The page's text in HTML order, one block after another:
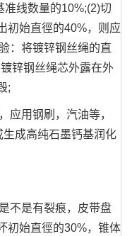
线数量的10%;(2)切
初始直徑的40%，则应
：将镀锌钢丝绳的直
锌钢丝绳芯外露在外
;
用钢刷，汽油等，
成高纯石墨钙基润化
是有裂痕，皮带盘
初始直徑的30%，锥体